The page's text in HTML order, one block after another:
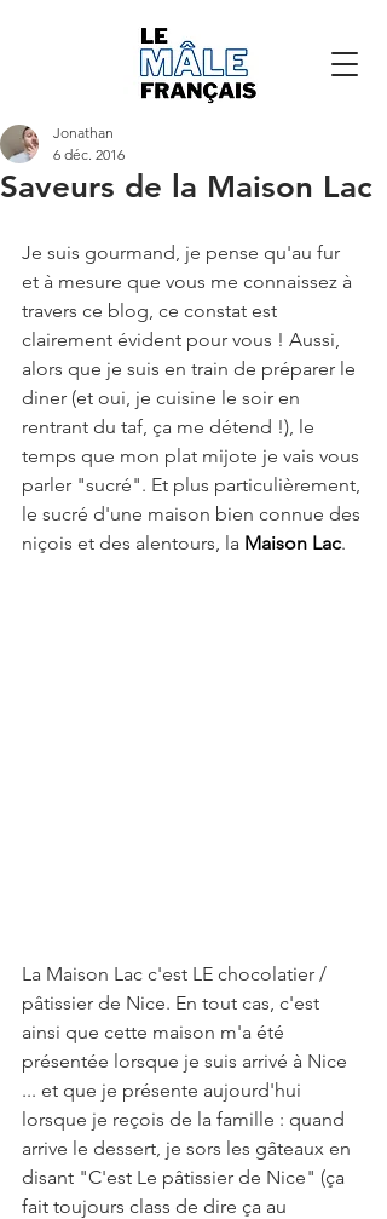
Saveurs de la Maison Lac
Jonathan
6 déc. 2016
Je suis gourmand, je pense qu'au fur
et à mesure que vous me connaissez à
travers ce blog, ce constat est
clairement évident pour vous ! Aussi,
alors que je suis en train de préparer le
diner (et oui, je cuisine le soir en
rentrant du taf, ça me détend !), le
temps que mon plat mijote je vais vous
parler "sucré". Et plus particulièrement,
le sucré d'une maison bien connue des
niçois et des alentours, la Maison Lac.
La Maison Lac c'est LE chocolatier /
pâtissier de Nice. En tout cas, c'est
ainsi que cette maison m'a été
présentée lorsque je suis arrivé à Nice
... et que je présente aujourd'hui
lorsque je reçois de la famille : quand
arrive le dessert, je sors les gâteaux en
disant "C'est Le pâtissier de Nice" (ça
fait toujours class de dire ça au